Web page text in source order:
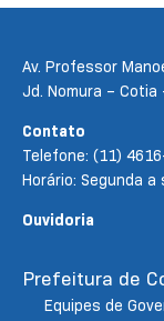
Av. Professor
Jd. Nomura – Cotia
Contato
Telefone: (11)
Horário: Segunda
Ouvidoria
Prefeitura de
Equipes de